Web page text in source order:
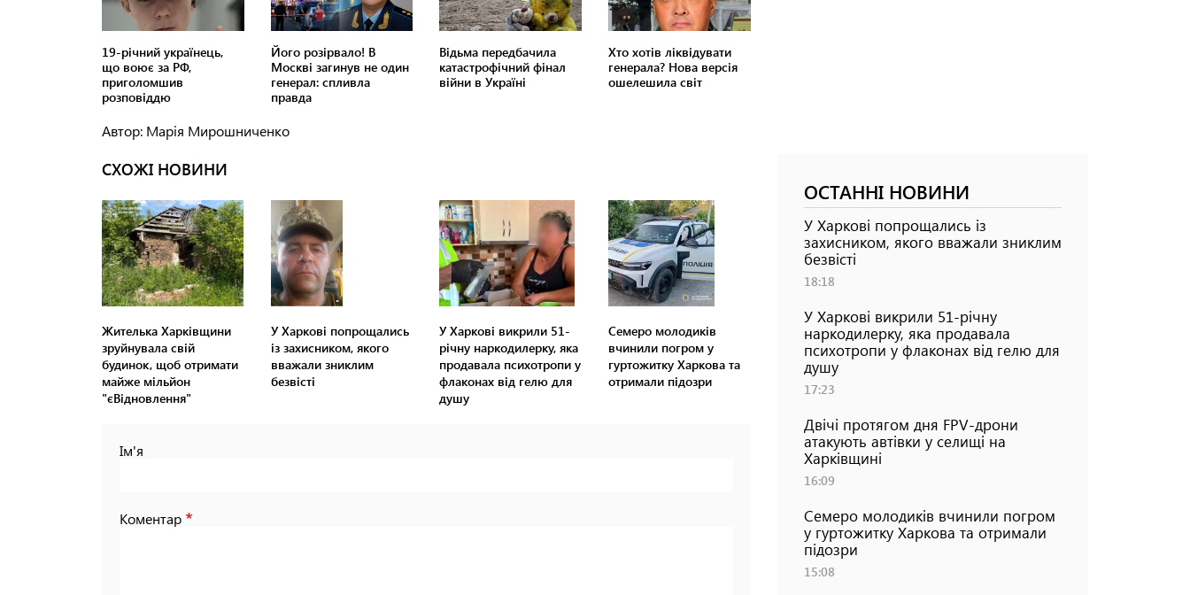
Автор: Марія Мирошниченко
СХОЖІ НОВИНИ
Жителька Харківщини
зруйнувала свій
будинок, щоб отримати
майже мільйон
"єВідновлення"
У Харкові попрощались
із захисником, якого
вважали зниклим
безвісті
У Харкові викрили 51-
річну наркодилерку, яка
продавала психотропи у
флаконах від гелю для
душу
Семеро молодиків
вчинили погром у
гуртожитку Харкова та
отримали підозри
Ім'я
Коментар
ОСТАННІ НОВИНИ
У Харкові попрощались із
захисником, якого вважали зниклим
безвісті
18:18
У Харкові викрили 51-річну
наркодилерку, яка продавала
психотропи у флаконах від гелю для
душу
17:23
Двічі протягом дня FPV-дрони
атакують автівки у селищі на
Харківщині
16:09
Семеро молодиків вчинили погром
у гуртожитку Харкова та отримали
підозри
15:08